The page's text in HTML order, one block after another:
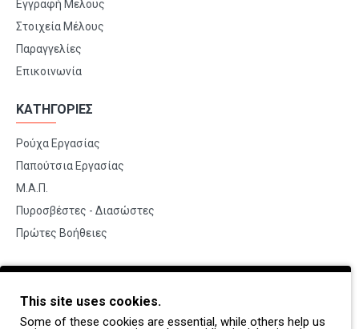
Εγγραφή Μελους
Στοιχεία Μέλους
Παραγγελίες
Επικοινωνία
ΚΑΤΗΓΟΡΙΕΣ
Ρούχα Εργασίας
Παπούτσια Εργασίας
Μ.Α.Π.
Πυροσβέστες - Διασώστες
Πρώτες Βοήθειες
BRANDS
Payper
This site uses cookies.
Some of these cookies are essential, while others help us